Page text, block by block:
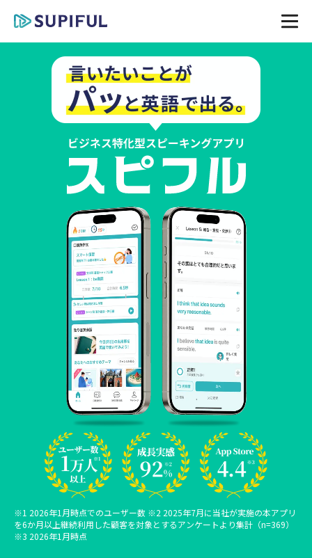
※1 2026年1月時点でのユーザー数 ※2 2025年7月に当社が実施の本アプリ
を6か月以上継続利用した顧客を対象とするアンケートより集計（n=369）
※3 2026年1月時点